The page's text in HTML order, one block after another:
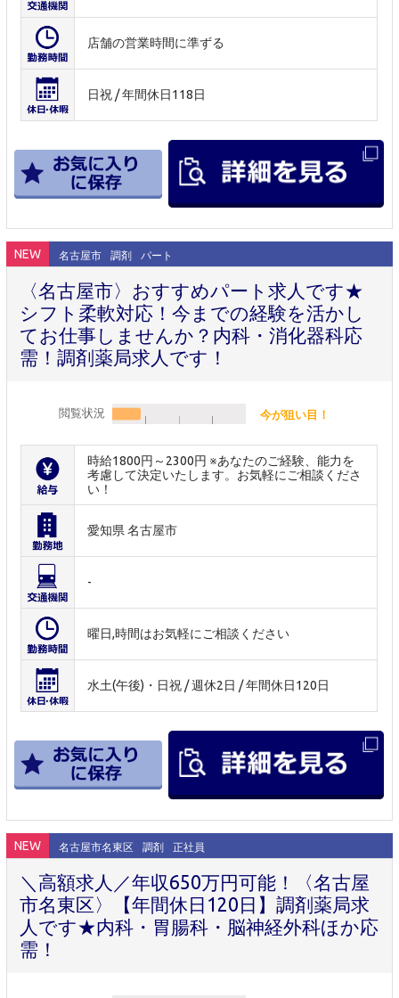
店舗の営業時間に準ずる
日祝 / 年間休日118日
NEW 名古屋市 調剤 パート
〈名古屋市〉おすすめパート求人です★
シフト柔軟対応！今までの経験を活かし
てお仕事しませんか？内科・消化器科応
需！調剤薬局求人です！
閲覧状況 今が狙い目！
時給1800円～2300円 ※あなたのご経験、能力を
考慮して決定いたします。お気軽にご相談くださ
い！
愛知県 名古屋市
-
曜日,時間はお気軽にご相談ください
水土(午後)・日祝 / 週休2日 / 年間休日120日
NEW 名古屋市名東区 調剤 正社員
＼高額求人／年収650万円可能！〈名古屋
市名東区〉【年間休日120日】調剤薬局求
人です★内科・胃腸科・脳神経外科ほか応
需！